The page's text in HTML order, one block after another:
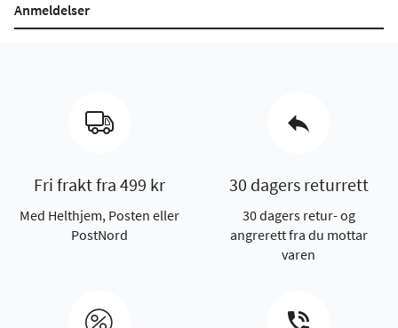
Anmeldelser
Fri frakt fra 499 kr
Med Helthjem, Posten eller
PostNord
30 dagers returrett
30 dagers retur- og
angrerett fra du mottar
varen